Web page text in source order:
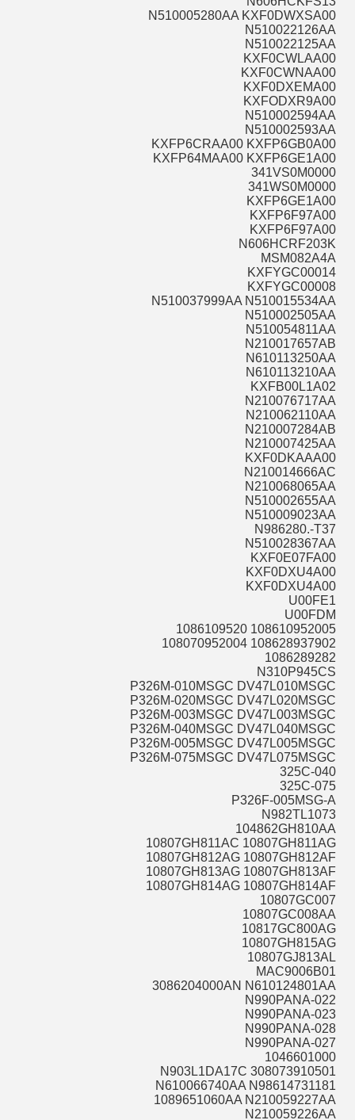
N510005280AA KXF0DWXSA00
N510022126AA
N510022125AA
KXF0CWLAA00
KXF0CWNAA00
KXF0DXEMA00
KXFODXR9A00
N510002594AA
N510002593AA
KXFP6CRAA00 KXFP6GB0A00
KXFP64MAA00 KXFP6GE1A00
341VS0M0000
341WS0M0000
KXFP6GE1A00
KXFP6F97A00
KXFP6F97A00
N606HCRF203K
MSM082A4A
KXFYGC00014
KXFYGC00008
N510037999AA N510015534AA
N510002505AA
N510054811AA
N210017657AB
N610113250AA
N610113210AA
KXFB00L1A02
N210076717AA
N210062110AA
N210007284AB
N210007425AA
KXF0DKAAA00
N210014666AC
N210068065AA
N510002655AA
N510009023AA
N986280.-T37
N510028367AA
KXF0E07FA00
KXF0DXU4A00
KXF0DXU4A00
U00FE1
U00FDM
108610952005 1086109520
108628937902 108070952004
1086289282
N310P945CS
P326M-010MSGC DV47L010MSGC
P326M-020MSGC DV47L020MSGC
P326M-003MSGC DV47L003MSGC
P326M-040MSGC DV47L040MSGC
P326M-005MSGC DV47L005MSGC
P326M-075MSGC DV47L075MSGC
325C-040
325C-075
P326F-005MSG-A
N982TL1073
104862GH810AA
10807GH811AC 10807GH811AG
10807GH812AG 10807GH812AF
10807GH813AG 10807GH813AF
10807GH814AG 10807GH814AF
10807GC007
10807GC008AA
10817GC800AG
10807GH815AG
10807GJ813AL
MAC9006B01
3086204000AN N610124801AA
N990PANA-022
N990PANA-023
N990PANA-028
N990PANA-027
1046601000
N903L1DA17C 308073910501
N610066740AA N98614731181
1089651060AA N210059227AA
N210059226AA